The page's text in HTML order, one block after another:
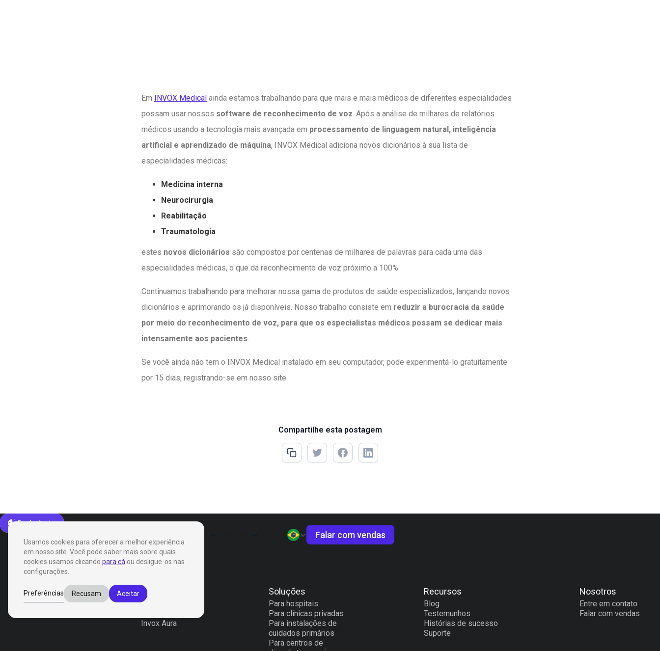
Em INVOX Medical ainda estamos trabalhando para que mais e mais médicos de diferentes especialidades
possam usar nossos software de reconhecimento de voz. Após a análise de milhares de relatórios
médicos usando a tecnologia mais avançada em processamento de linguagem natural, inteligência
artificial e aprendizado de máquina, INVOX Medical adiciona novos dicionários à sua lista de
especialidades médicas:
Medicina interna
Neurocirurgia
Reabilitação
Traumatologia
estes novos dicionários são compostos por centenas de milhares de palavras para cada uma das
especialidades médicas, o que dá reconhecimento de voz próximo a 100%.
Continuamos trabalhando para melhorar nossa gama de produtos de saúde especializados, lançando novos
dicionários e aprimorando os já disponíveis. Nosso trabalho consiste em reduzir a burocracia da saúde
por meio do reconhecimento de voz, para que os especialistas médicos possam se dedicar mais
intensamente aos pacientes.
Se você ainda não tem o INVOX Medical instalado em seu computador, pode experimentá-lo gratuitamente
por 15 dias, registrando-se em nosso site.
Compartilhe esta postagem
Usamos cookies para oferecer a melhor experiência
em nosso site. Você pode saber mais sobre quais
cookies usamos clicando para cá ou desligue-os nas
configurações.
Preferências Recusam Aceitar
Preferências
Falar com vendas
Produtos
Invox Dictation
Invox Aura
Soluções
Para hospitais
Para clínicas privadas
Para instalações de
cuidados primários
Para centros de
Recursos
Blog
Testemunhos
Histórias de sucesso
Suporte
Nosotros
Entre em contato
Falar com vendas